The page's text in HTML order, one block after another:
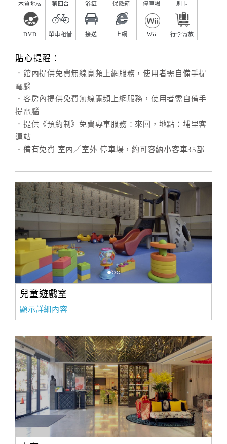
木質地板 第四台 浴缸 保險箱 停車場 刷卡
DVD 單車租借 接送 上網 Wii 行李寄放
貼心提醒：
．館內提供免費無線寬頻上網服務，使用者需自備手提
電腦
．客房內提供免費無線寬頻上網服務，使用者需自備手
提電腦
．提供《預約制》免費專車服務：來回，地點：埔里客
運站
．備有免費 室內／室外 停車場，約可容納小客車35部
兒童遊戲室
顯示詳細內容